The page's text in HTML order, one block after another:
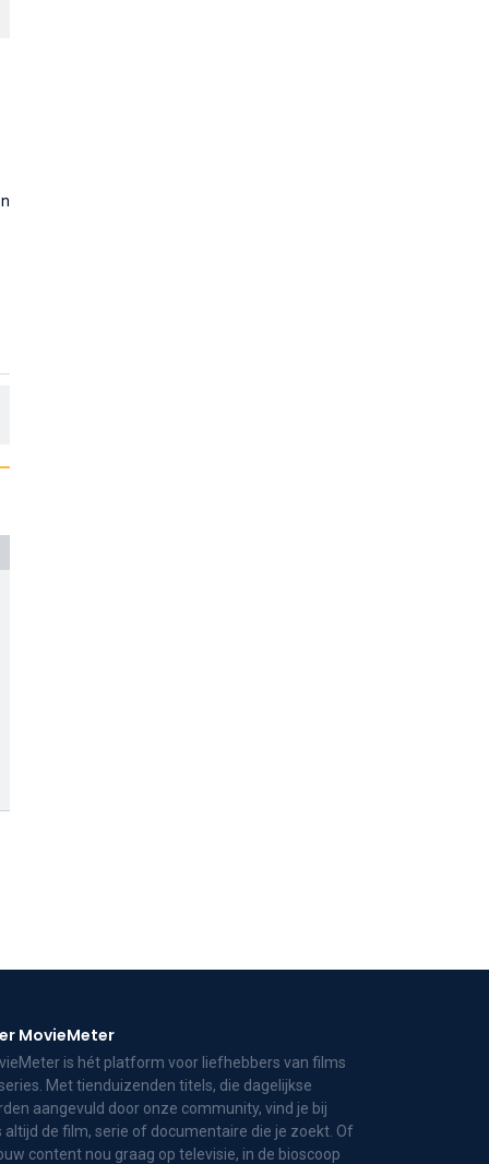
MovieMeter
is hét platform voor liefhebbers van films
Met tienduizenden titels, die dagelijkse
aangevuld door onze community, vind je bij
altijd de film, serie of documentaire die je zoekt. Of
content nou graag op televisie, in de bioscoop